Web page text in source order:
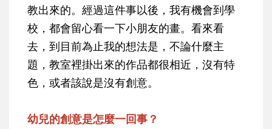
教出來的。經過這件事以後，我有機會到學
校，都會留心看一下小朋友的畫。看來看
去，到目前為止我的想法是，不論什麼主
題，教室裡掛出來的作品都很相近，沒有特
色，或者該說是沒有創意。
幼兒的創意是怎麼一回事？